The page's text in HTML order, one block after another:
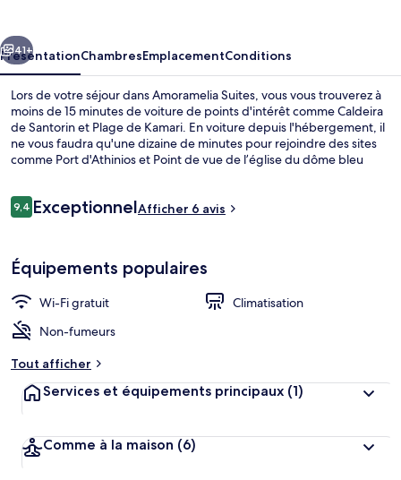
Suivant
41+
PrésentationChambresEmplacementConditions
Lors de votre séjour dans Amoramelia Suites, vous vous trouverez à
moins de 15 minutes de voiture de points d'intérêt comme Caldeira
de Santorin et Plage de Kamari. En voiture depuis l'hébergement, il
ne vous faudra qu'une dizaine de minutes pour rejoindre des sites
comme Port d'Athinios et Point de vue de l’église du dôme bleu
Avis
voyageurs
9,49,4 sur 10
ExceptionnelAfficher 6 avis
Équipements populaires
Wi-Fi gratuit
Climatisation
Non-fumeurs
Tout afficher
Services et équipements principaux (1)
Comme à la maison (6)